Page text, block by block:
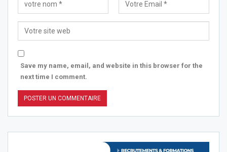
Save my name, email, and website in this browser for the
next time I comment.